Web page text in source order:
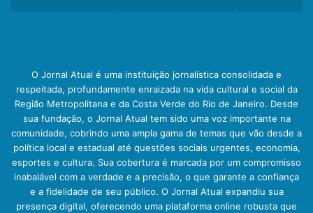
O Jornal Atual é uma instituição jornalística consolidada e
respeitada, profundamente enraizada na vida cultural e social da
Região Metropolitana e da Costa Verde do Rio de Janeiro. Desde
sua fundação, o Jornal Atual tem sido uma voz importante na
comunidade, cobrindo uma ampla gama de temas que vão desde a
política local e estadual até questões sociais urgentes, economia,
esportes e cultura. Sua cobertura é marcada por um compromisso
inabalável com a verdade e a precisão, o que garante a confiança
e a fidelidade de seu público. O Jornal Atual expandiu sua
presença digital, oferecendo uma plataforma online robusta que